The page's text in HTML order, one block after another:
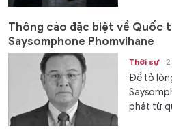
Thông cáo đặc biệt về Quốc
Saysomphone Phomvihane
Thời sự
Để tỏ
phát từ